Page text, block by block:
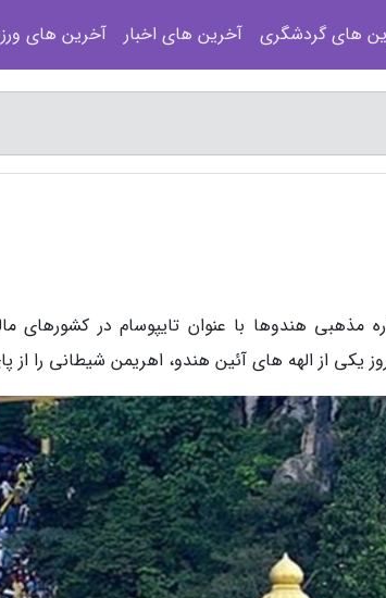
مذهبی هندوها با عنوان تایپوسام در کشورهای
یکی از الهه های آئین هندو، اهریمن شیطانی را از
های گردشگری آخرین های اخبار آخرین های